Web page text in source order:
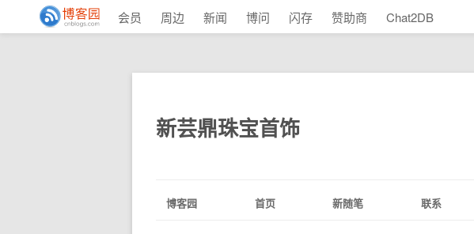
会员 周边 新闻 博问 闪存 赞助商 Chat2DB
新芸鼎珠宝首饰
博客园 首页 新随笔 联系